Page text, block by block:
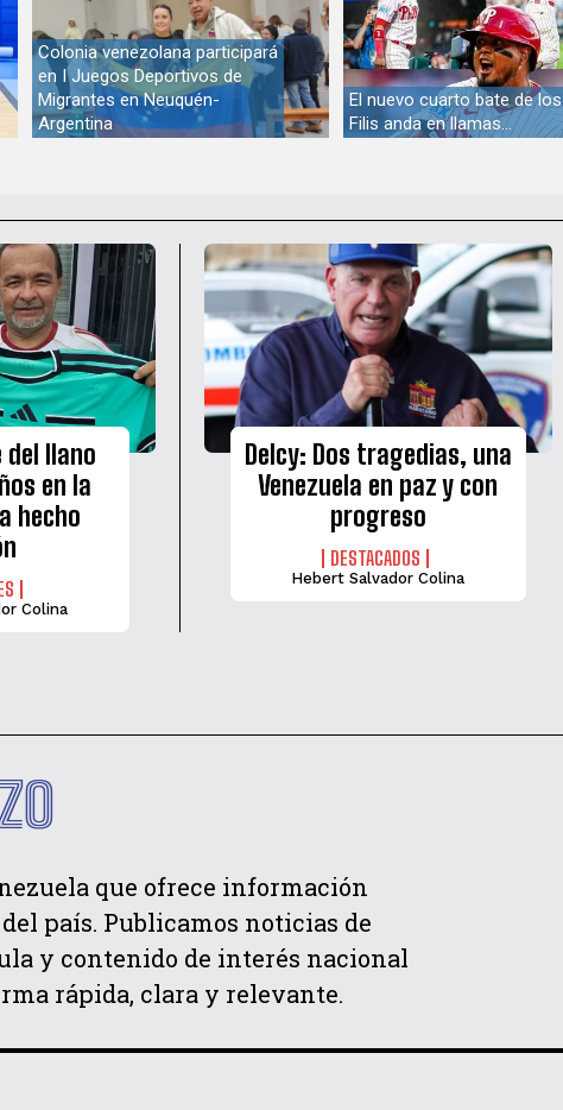
Colonia venezolana participará
en I Juegos Deportivos de
Migrantes en Neuquén-
Argentina
El nuevo cuarto bate de los
Filis anda en llamas…
del llano
en la
hecho
Colina
Delcy: Dos tragedias, una
Venezuela en paz y con
progreso
DESTACADOS
Hebert Salvador Colina
que ofrece información
país. Publicamos noticias de
y contenido de interés nacional
rápida, clara y relevante.